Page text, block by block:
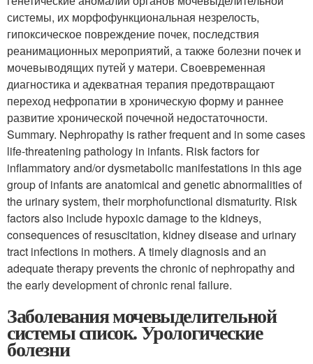
системы, их морфофункциональная незрелость,
гипоксическое повреждение почек, последствия
реанимационных мероприятий, а также болезни почек и
мочевыводящих путей у матери. Своевременная
диагностика и адекватная терапия предотвращают
переход нефропатии в хроническую форму и раннее
развитие хронической почечной недостаточности.
Summary. Nephropathy is rather frequent and in some cases
life-threatening pathology in infants. Risk factors for
inflammatory and/or dysmetabolic manifestations in this age
group of infants are anatomical and genetic abnormalities of
the urinary system, their morphofunctional dismaturity. Risk
factors also include hypoxic damage to the kidneys,
consequences of resuscitation, kidney disease and urinary
tract infections in mothers. A timely diagnosis and an
adequate therapy prevents the chronic of nephropathy and
the early development of chronic renal failure.
Заболевания мочевыделительной
системы список. Урологические
болезни